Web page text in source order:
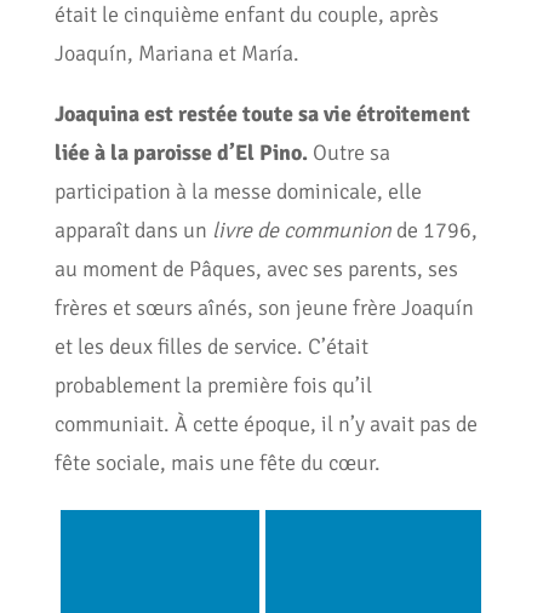
était le cinquième enfant du couple, après
Joaquín, Mariana et María.
Joaquina est restée toute sa vie étroitement
liée à la paroisse d’El Pino.Outre sa
participation à la messe dominicale, elle
apparaît dans un livre de communionde 1796,
au moment de Pâques, avec ses parents, ses
frères et sœurs aînés, son jeune frère Joaquín
et les deux filles de service. C’était
probablement la première fois qu’il
communiait. À cette époque, il n’y avait pas de
fête sociale, mais une fête du cœur.